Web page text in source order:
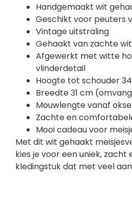
Handgemaakt wit
Geschikt voor peuters
Vintage uitstraling
Gehaakt van zachte
Afgewerkt met witte
vlinderdetail
Hoogte tot schouder
Breedte 31 cm
Mouwlengte vanaf
Zachte en
Mooi cadeau voor
Met dit wit gehaakt
kies je voor een uniek, zacht
kledingstuk dat met veel